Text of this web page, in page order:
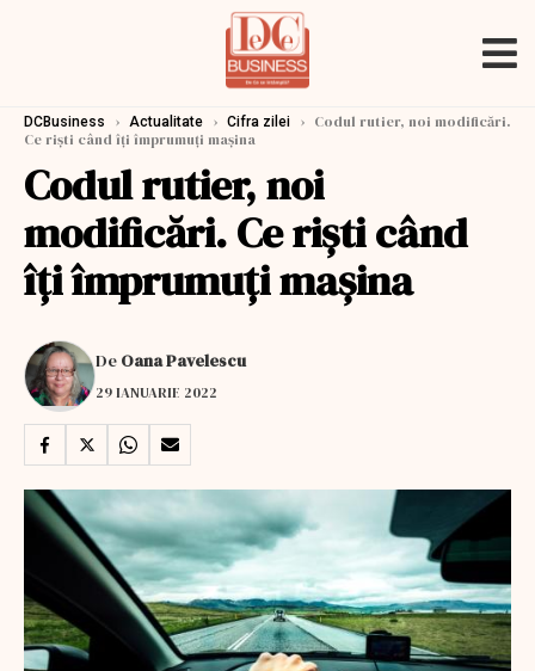
DCBusiness › Actualitate › Cifra zilei › Codul rutier, noi modificări.
Ce riști când îți împrumuți mașina
Codul rutier, noi
modificări. Ce riști când
îți împrumuți mașina
De Oana Pavelescu
29 IANUARIE 2022